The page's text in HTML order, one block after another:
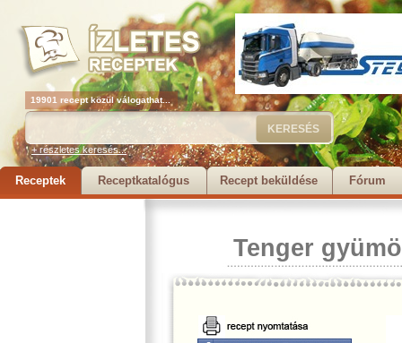
19901 recept közül válogathat...
+ részletes keresés...
Receptek Receptkatalógus Recept beküldése Fórum
Tenger